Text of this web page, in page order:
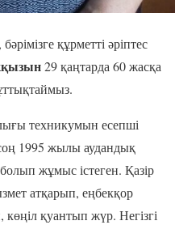
құрметті әріптес
29 қаңтарда 60 жасқа
техникумын есепші
1995 жылы аудандық
жұмыс істеген. Қазір
атқарып, еңбекқор
көңіл қуантып жүр. Негізгі